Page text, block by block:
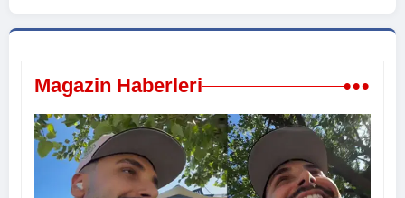
Magazin Haberleri •••